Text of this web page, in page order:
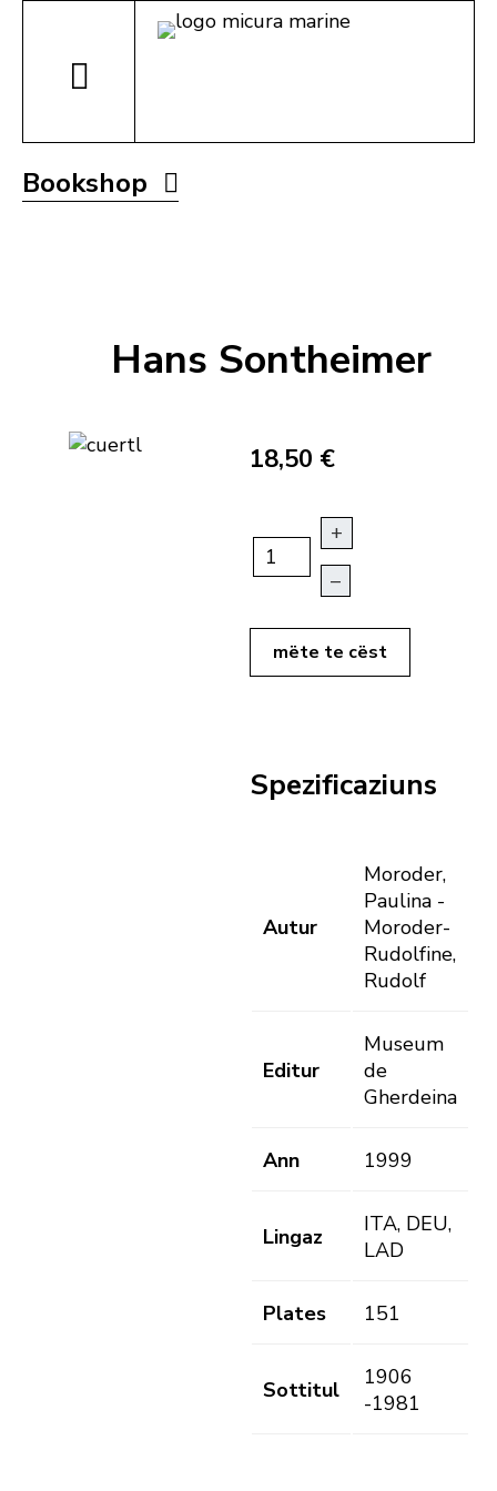
Bookshop
Hans Sontheimer
18,50 €
+
–
mëte te cëst
Spezificaziuns
Autur
Moroder,
Paulina -
Moroder-
Rudolfine,
Rudolf
Editur
Museum
de
Gherdeina
Ann 1999
Lingaz
ITA, DEU,
LAD
Plates 151
Sottitul
1906
-1981